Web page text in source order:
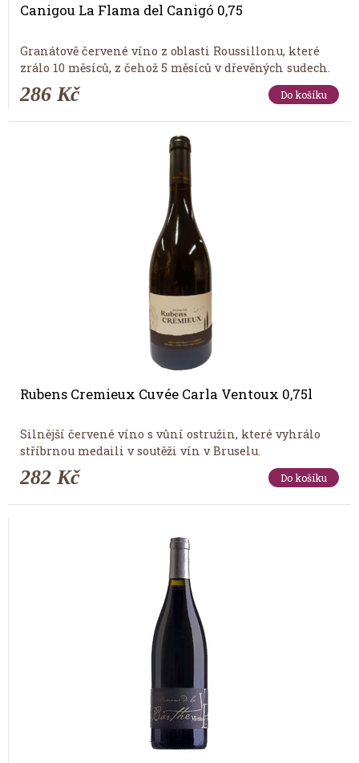
Canigou La Flama del Canigó 0,75
Granátově červené víno z oblasti Roussillonu, které
zrálo 10 měsíců, z čehož 5 měsíců v dřevěných sudech.
286 Kč Do košíku
Rubens Cremieux Cuvée Carla Ventoux 0,75l
Silnější červené víno s vůní ostružin, které vyhrálo
stříbrnou medaili v soutěži vín v Bruselu.
282 Kč Do košíku